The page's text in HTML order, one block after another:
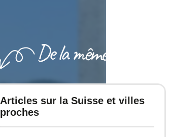
Articles sur la Suisse et villes
proches